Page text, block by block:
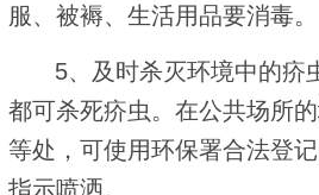
服、被褥、生活用品要消毒。
5、及时杀灭环境中的疥
都可杀死疥虫。在公共场所
等处，可使用环保署合法登
指示喷洒。